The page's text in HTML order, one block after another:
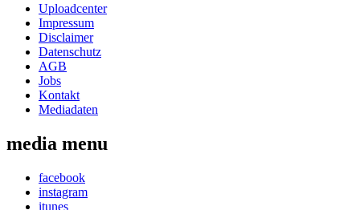
Uploadcenter
Impressum
Disclaimer
Datenschutz
AGB
Jobs
Kontakt
Mediadaten
media menu
facebook
instagram
itunes